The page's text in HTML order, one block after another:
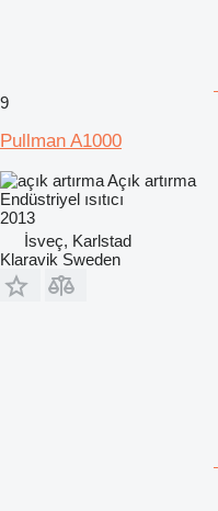
9
Pullman A1000
Açık artırma
Endüstriyel ısıtıcı
2013
İsveç, Karlstad
Klaravik Sweden